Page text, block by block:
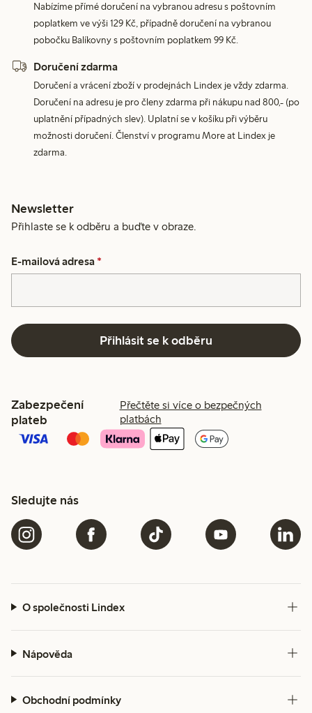
Nabízíme přímé doručení na vybranou adresu s poštovním
poplatkem ve výši 129 Kč, případně doručení na vybranou
pobočku Balíkovny s poštovním poplatkem 99 Kč.
Doručení zdarma
Doručení a vrácení zboží v prodejnách Lindex je vždy zdarma.
Doručení na adresu je pro členy zdarma při nákupu nad 800,- (po
uplatnění případných slev). Uplatní se v košíku při výběru
možnosti doručení. Členství v programu More at Lindex je
zdarma.
Newsletter
Přihlaste se k odběru a buďte v obraze.
E-mailová adresa *
Přihlásit se k odběru
Zabezpečení
plateb
Přečtěte si více o bezpečných
platbách
Sledujte nás
O společnosti Lindex
Nápověda
Obchodní podmínky